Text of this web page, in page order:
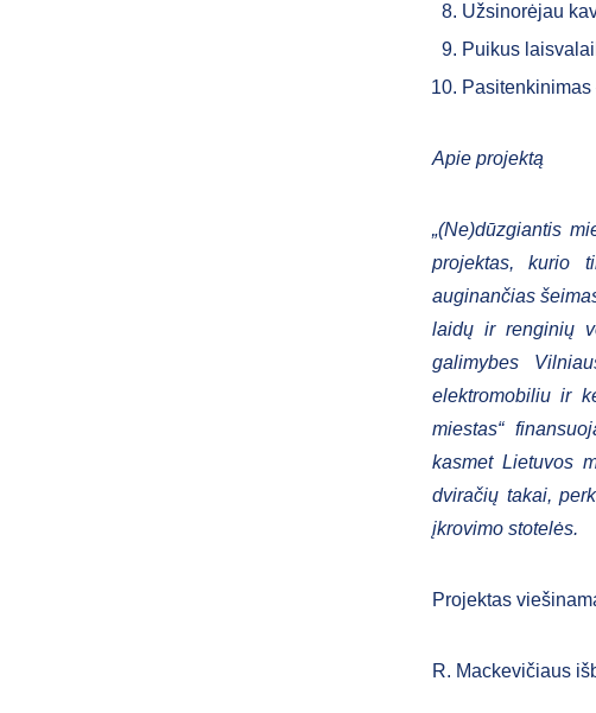
Užsinorėjau
Puikus
Apie projektą
„(Ne)dūzgiantis
projektas, kurio
auginančias
laidų ir renginių
galimybes
elektromobiliu ir
miestas“
kasmet Lietuvos
dviračių takai,
įkrovimo stotelės.
Projektas
R. Mackevičiaus